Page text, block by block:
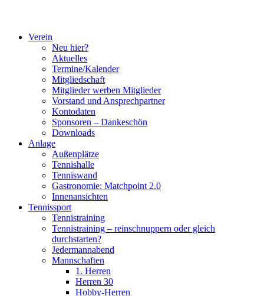
Verein
Neu hier?
Aktuelles
Termine/Kalender
Mitgliedschaft
Mitglieder werben Mitglieder
Vorstand und Ansprechpartner
Kontodaten
Sponsoren – Dankeschön
Downloads
Anlage
Außenplätze
Tennishalle
Tenniswand
Gastronomie: Matchpoint 2.0
Innenansichten
Tennissport
Tennistraining
Tennistraining – reinschnuppern oder gleich
durchstarten?
Jedermannabend
Mannschaften
1. Herren
Herren 30
Hobby-Herren